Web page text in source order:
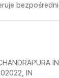
IN